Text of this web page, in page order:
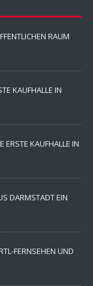
RAUM
KAUFHALLE IN
ERSTE KAUFHALLE IN
DARMSTADT EIN
FERNSEHEN UND